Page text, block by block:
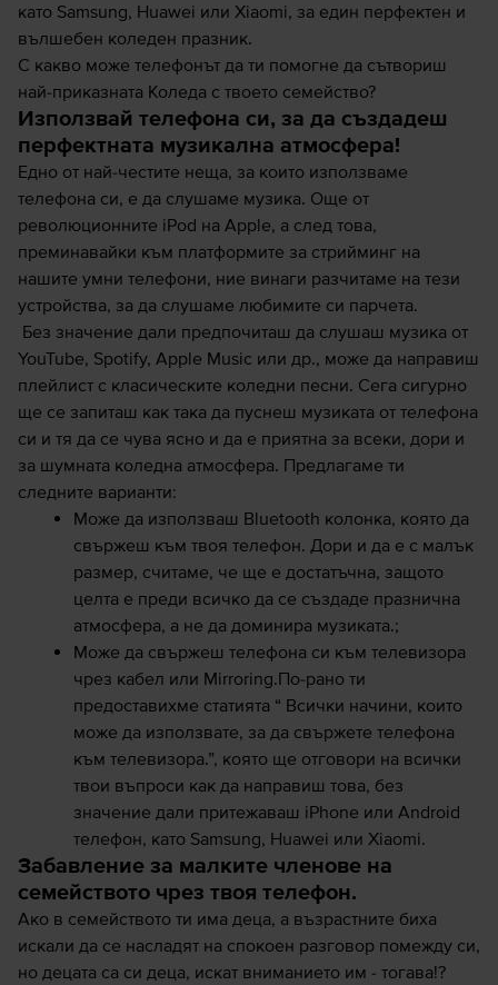
като Samsung, Huawei или Xiaomi, за един перфектен и
вълшебен коледен празник.
С какво може телефонът да ти помогне да сътвориш
най-приказната Коледа с твоето семейство?
Използвай телефона си, за да създадеш
перфектната музикална атмосфера!
Едно от най-честите неща, за които използваме
телефона си, е да слушаме музика. Още от
революционните iPod на Apple, а след това,
преминавайки към платформите за стрийминг на
нашите умни телефони, ние винаги разчитаме на тези
устройства, за да слушаме любимите си парчета.
Без значение дали предпочиташ да слушаш музика от
YouTube, Spotify, Apple Music или др., може да направиш
плейлист с класическите коледни песни. Сега сигурно
ще се запиташ как така да пуснеш музиката от телефона
си и тя да се чува ясно и да е приятна за всеки, дори и
за шумната коледна атмосфера. Предлагаме ти
следните варианти:
Може да използваш Bluetooth колонка, която да
свържеш към твоя телефон. Дори и да е с малък
размер, считаме, че ще е достатъчна, защото
целта е преди всичко да се създаде празнична
атмосфера, а не да доминира музиката.;
Може да свържеш телефона си към телевизора
чрез кабел или Mirroring.По-рано ти
предоставихме статията “ Всички начини, които
може да използвате, за да свържете телефона
към телевизора.”, която ще отговори на всички
твои въпроси как да направиш това, без
значение дали притежаваш iPhone или Android
телефон, като Samsung, Huawei или Xiaomi.
Забавление за малките членове на
семейството чрез твоя телефон.
Ако в семейството ти има деца, а възрастните биха
искали да се насладят на спокоен разговор помежду си,
но децата са си деца, искат вниманието им - тогава!?